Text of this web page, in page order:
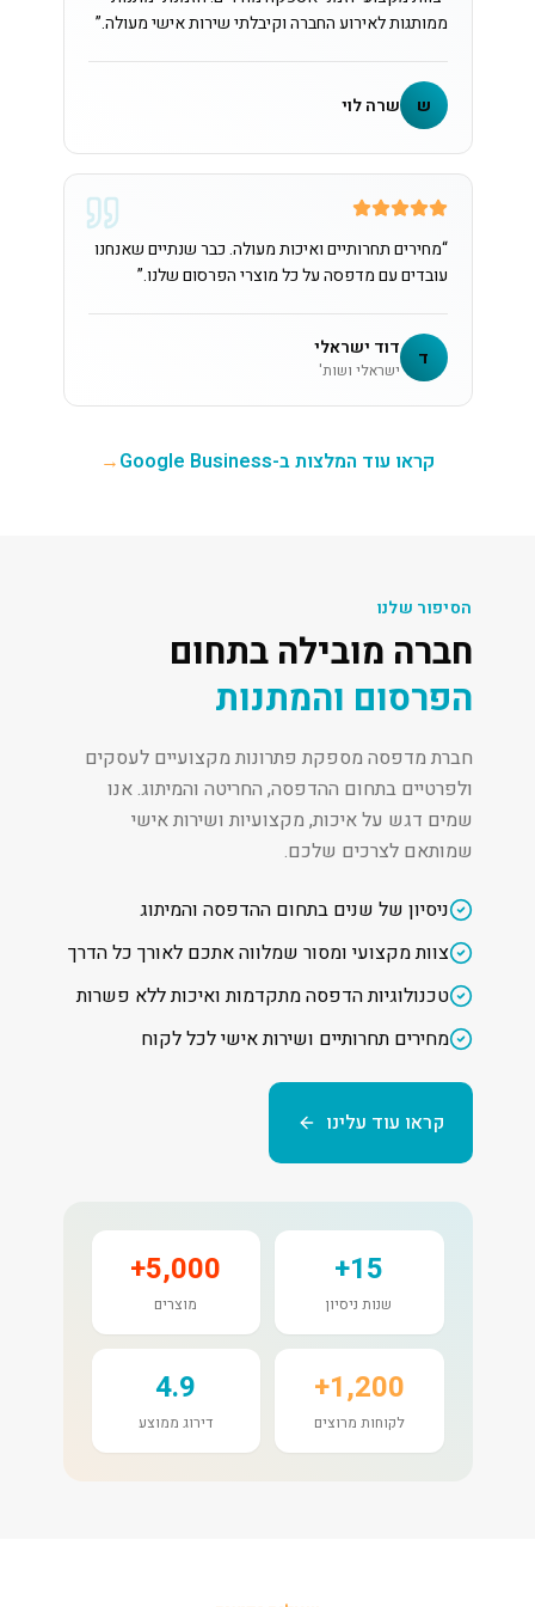
ממותגות לאירוע החברה וקיבלתי שירות אישי מעולה.”
ש שרה לוי
“מחירים תחרותיים ואיכות מעולה. כבר שנתיים שאנחנו
עובדים עם מדפסה על כל מוצרי הפרסום שלנו.”
ד דוד ישראלי
ישראלי ושות'
קראו עוד המלצות ב-Google Business →
הסיפור שלנו
חברה מובילה בתחום
הפרסום והמתנות
חברת מדפסה מספקת פתרונות מקצועיים לעסקים
ולפרטיים בתחום ההדפסה, החריטה והמיתוג. אנו
שמים דגש על איכות, מקצועיות ושירות אישי
שמותאם לצרכים שלכם.
ניסיון של שנים בתחום ההדפסה והמיתוג
צוות מקצועי ומסור שמלווה אתכם לאורך כל הדרך
טכנולוגיות הדפסה מתקדמות ואיכות ללא פשרות
מחירים תחרותיים ושירות אישי לכל לקוח
קראו עוד עלינו
15+
שנות ניסיון
5,000+
מוצרים
1,200+
לקוחות מרוצים
4.9
דירוג ממוצע